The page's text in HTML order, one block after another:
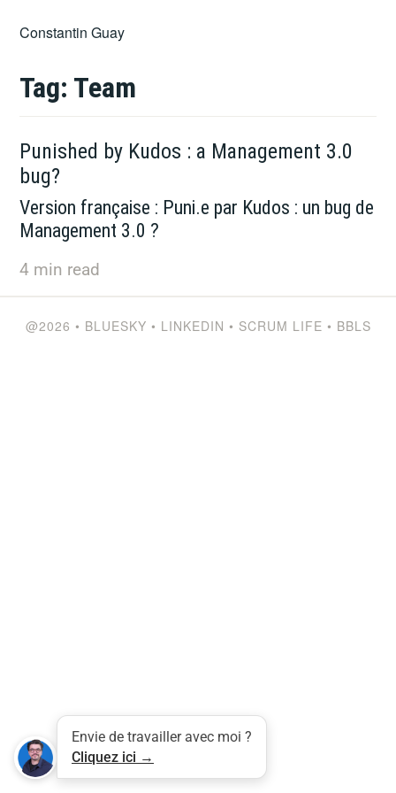
Constantin Guay
Tag: Team
Punished by Kudos : a Management 3.0
bug?
Version française : Puni.e par Kudos : un bug de
Management 3.0 ?
4 min read
@2026 • BLUESKY • LINKEDIN • SCRUM LIFE • BBLS
Envie de travailler avec moi ?
Cliquez ici →